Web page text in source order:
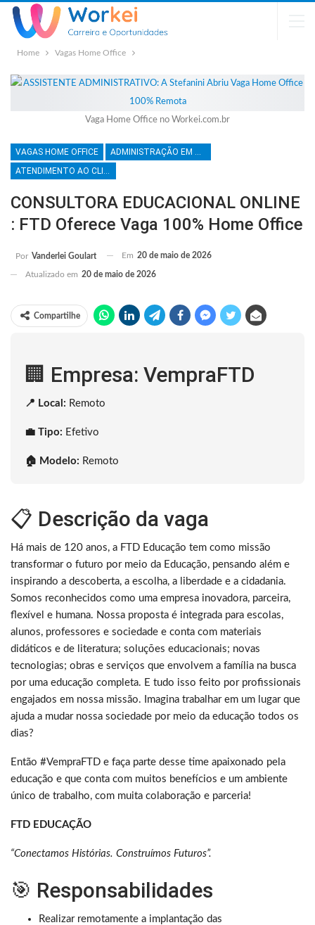
Home Vagas Home Office
Vaga Home Office no Workei.com.br
VAGAS HOME OFFICE
ADMINISTRAÇÃO EM GERAL
ATENDIMENTO AO CLIENTE
CONSULTORA EDUCACIONAL ONLINE
: FTD Oferece Vaga 100% Home Office
Por Vanderlei Goulart Em 20 de maio de 2026
Atualizado em 20 de maio de 2026
Compartilhe
🏢 Empresa: VempraFTD
📍 Local: Remoto
💼 Tipo: Efetivo
🏠 Modelo: Remoto
📋 Descrição da vaga
Há mais de 120 anos, a FTD Educação tem como missão
transformar o futuro por meio da Educação, pensando além e
inspirando a descoberta, a escolha, a liberdade e a cidadania.
Somos reconhecidos como uma empresa inovadora, parceira,
flexível e humana. Nossa proposta é integrada para escolas,
alunos, professores e sociedade e conta com materiais
didáticos e de literatura; soluções educacionais; novas
tecnologias; obras e serviços que envolvem a família na busca
por uma educação completa. E tudo isso feito por profissionais
engajados em nossa missão. Imagina trabalhar em um lugar que
ajuda a mudar nossa sociedade por meio da educação todos os
dias?
Então #VempraFTD e faça parte desse time apaixonado pela
educação e que conta com muitos benefícios e um ambiente
único de trabalho, com muita colaboração e parceria!
FTD EDUCAÇÃO
“Conectamos Histórias. Construímos Futuros”.
🎯 Responsabilidades
Realizar remotamente a implantação das